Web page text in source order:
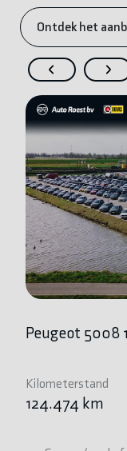
Ontdek het
Peugeot 5008
Kilometerstand
124.474 km